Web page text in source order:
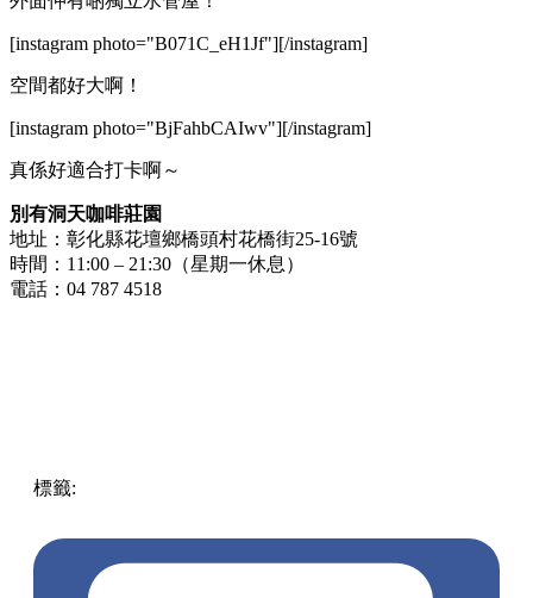
[instagram photo="B071C_eH1Jf"][/instagram]
空間都好大啊！
[instagram photo="BjFahbCAIwv"][/instagram]
真係好適合打卡啊～
別有洞天咖啡莊園
地址：彰化縣花壇鄉橋頭村花橋街25-16號
時間：11:00 – 21:30（星期一休息）
電話：04 787 4518
標籤: